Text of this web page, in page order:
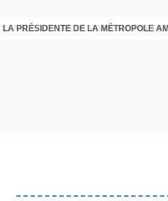
PRÉSIDENTE DE LA MÉTROPOLE